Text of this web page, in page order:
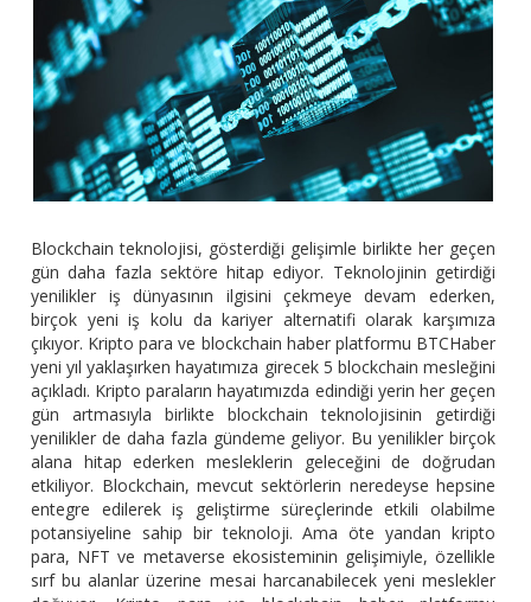
Blockchain teknolojisi, gösterdiği gelişimle birlikte her geçen
gün daha fazla sektöre hitap ediyor. Teknolojinin getirdiği
yenilikler iş dünyasının ilgisini çekmeye devam ederken,
birçok yeni iş kolu da kariyer alternatifi olarak karşımıza
çıkıyor. Kripto para ve blockchain haber platformu BTCHaber
yeni yıl yaklaşırken hayatımıza girecek 5 blockchain mesleğini
açıkladı. Kripto paraların hayatımızda edindiği yerin her geçen
gün artmasıyla birlikte blockchain teknolojisinin getirdiği
yenilikler de daha fazla gündeme geliyor. Bu yenilikler birçok
alana hitap ederken mesleklerin geleceğini de doğrudan
etkiliyor. Blockchain, mevcut sektörlerin neredeyse hepsine
entegre edilerek iş geliştirme süreçlerinde etkili olabilme
potansiyeline sahip bir teknoloji. Ama öte yandan kripto
para, NFT ve metaverse ekosisteminin gelişimiyle, özellikle
sırf bu alanlar üzerine mesai harcanabilecek yeni meslekler